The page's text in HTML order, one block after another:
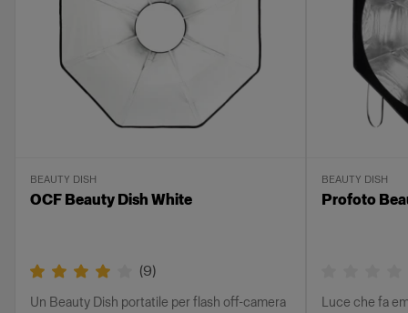
BEAUTY DISH
OCF Beauty Dish White
(9)
Un Beauty Dish portatile per flash off-camera
BEAUTY DISH
Profoto
Luce che fa